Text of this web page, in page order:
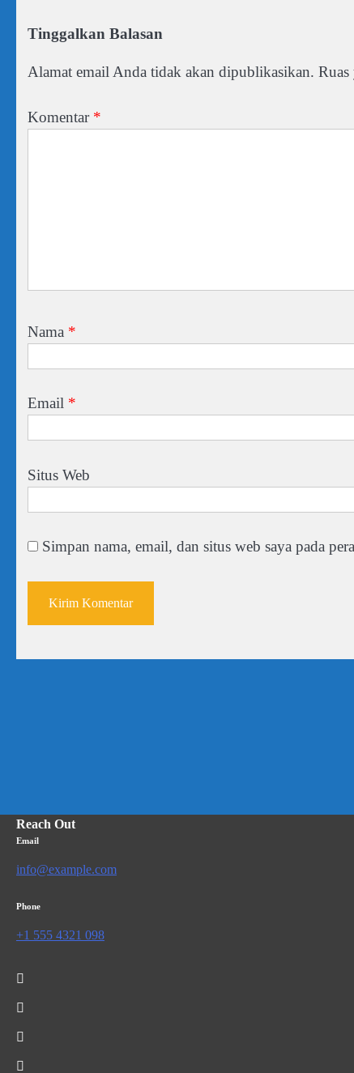
Tinggalkan Balasan
Alamat email Anda tidak akan dipublikasikan.
Komentar *
Nama *
Email *
Situs Web
Simpan nama, email, dan situs web saya pada
Reach Out
Email
info@example.com
Phone
+1 555 4321 098